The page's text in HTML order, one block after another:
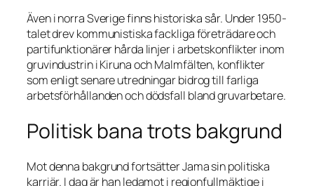
Även i norra Sverige finns historiska sår. Under 1950-
talet drev kommunistiska fackliga företrädare och
partifunktionärer hårda linjer i arbetskonflikter inom
gruvindustrin i Kiruna och Malmfälten, konflikter
som enligt senare utredningar bidrog till farliga
arbetsförhållanden och dödsfall bland gruvarbetare.
Politisk bana trots bakgrund
Mot denna bakgrund fortsätter Jama sin politiska
karriär. I dag är han ledamot i regionfullmäktige i